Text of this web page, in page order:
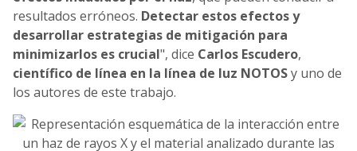
resultados erróneos. Detectar estos efectos y
desarrollar estrategias de mitigación para
minimizarlos es crucial", dice Carlos Escudero,
científico de línea en la línea de luz NOTOSy uno de
los autores de este trabajo.